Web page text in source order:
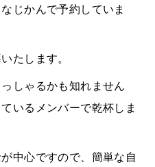
じかんで予約していま
たします。
しゃるかも知れません
いるメンバーで乾杯しま
中心ですので、簡単な自